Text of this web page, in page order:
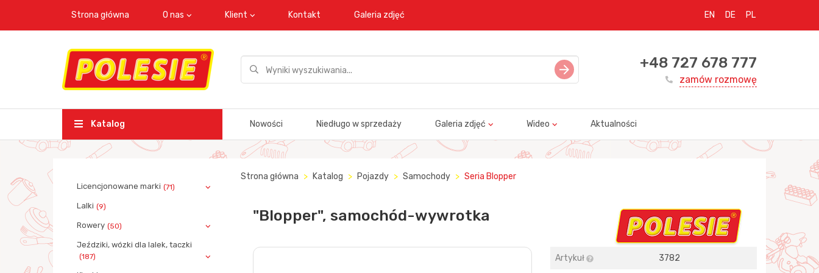
Strona główna O nas Klient Kontakt Galeria zdjęć EN DE PL
+48 727 678 777
zamów rozmowę
Katalog Nowości Niedługo w sprzedaży Galeria zdjęć Wideo Aktualności
Licencjonowane marki (71)
Lalki (9)
Rowery (50)
Jeździki, wózki dla lalek, taczki
(187)
Strona główna Katalog Pojazdy Samochody Seria Blopper
"Blopper", samochód-wywrotka
Artykuł 3782